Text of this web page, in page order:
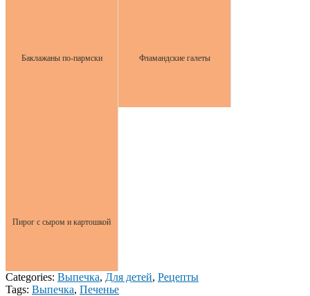
Баклажаны по-пармски Фламандские галеты
Пирог с сыром и картошкой
Categories: Выпечка, Для детей, Рецепты
Tags: Выпечка, Печенье